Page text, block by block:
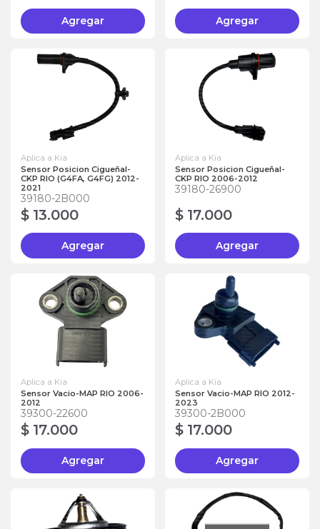
Agregar Agregar
Aplica a Kia
Sensor Posicion Cigueñal-
CKP RIO (G4FA, G4FG) 2012-
2021
39180-2B000
$ 13.000
Agregar
Aplica a Kia
Sensor Posicion Cigueñal-
CKP RIO 2006-2012
39180-26900
$ 17.000
Agregar
Aplica a Kia
Sensor Vacio-MAP RIO 2006-
2012
39300-22600
$ 17.000
Agregar
Aplica a Kia
Sensor Vacio-MAP RIO 2012-
2023
39300-2B000
$ 17.000
Agregar